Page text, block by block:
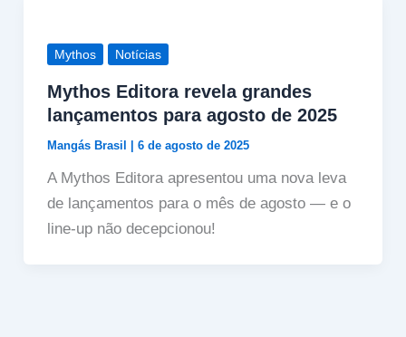
Mythos Notícias
Mythos Editora revela grandes
lançamentos para agosto de 2025
Mangás Brasil 6 de agosto de 2025
A Mythos Editora apresentou uma nova leva
de lançamentos para o mês de agosto — e o
line-up não decepcionou!